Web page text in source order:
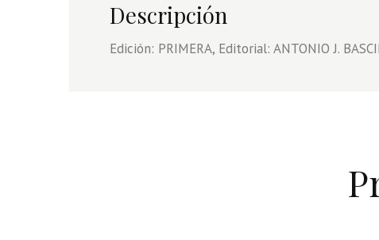
Descripción
Edición: PRIMERA, Editorial: ANTONIO J.